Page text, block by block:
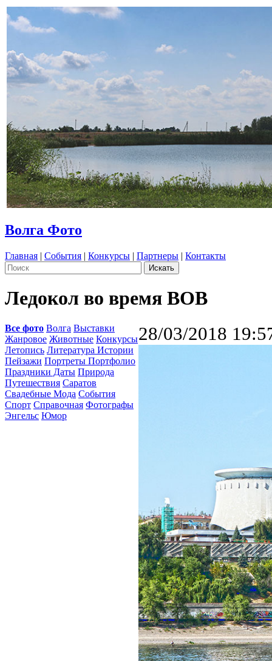
Волга Фото
Главная | События | Конкурсы | Партнеры | Контакты
Ледокол во время ВОВ
Все фото Волга Выставки
Жанровое Животные Конкурсы
Летопись Литература Истории
Пейзажи Портреты Портфолио
Праздники Даты Природа
Путешествия Саратов
Свадебные Мода События
Спорт Справочная Фотографы
Энгельс Юмор
28/03/2018